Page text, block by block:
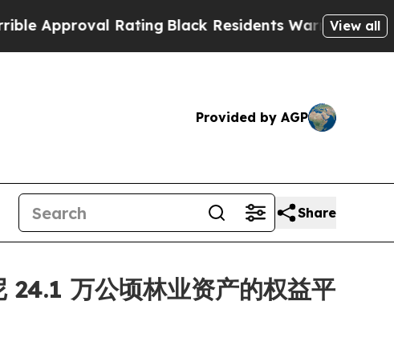
RatingBlack Residents Warned of AbusiveView all
Provided by AGP
Share
万公顷林业资产的权益平